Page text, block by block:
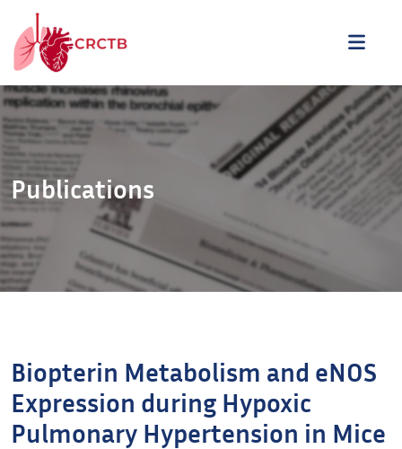
Aller au contenu
Publications
Biopterin Metabolism and eNOS
Expression during Hypoxic
Pulmonary Hypertension in Mice